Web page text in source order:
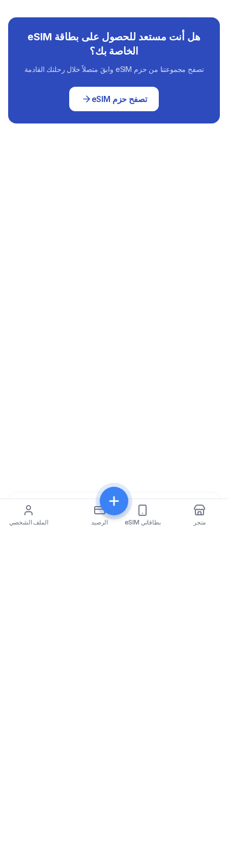
هل أنت مستعد للحصول على بطاقة eSIM
الخاصة بك؟
تصفح مجموعتنا من حزم eSIM وابقَ متصلاً خلال رحلتك القادمة
تصفح حزم eSIM
متجر بطاقاتي eSIM الرصيد الملف الشخصي